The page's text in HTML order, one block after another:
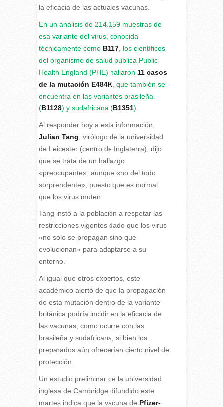
la eficacia de las actuales vacunas.
En un análisis de 214.159 muestras de
esa variante del virus, conocida
técnicamente como B117, los científicos
del organismo de salud pública Public
Health England (PHE) hallaron 11 casos
de la mutación E484K, que también se
encuentra en las variantes brasileña
(B1128) y sudafricana (B1351).
Al responder hoy a esta información,
Julian Tang , virólogo de la universidad
de Leicester (centro de Inglaterra), dijo
que se trata de un hallazgo
«preocupante», aunque «no del todo
sorprendente», puesto que es normal
que los virus muten.
Tang instó a la población a respetar las
restricciones vigentes dado que los virus
«no solo se propagan sino que
evolucionan» para adaptarse a su
entorno.
Al igual que otros expertos, este
académico alertó de que la propagación
de esta mutación dentro de la variante
británica podría incidir en la eficacia de
las vacunas, como ocurre con las
brasileña y sudafricana, si bien los
preparados aún ofrecerían cierto nivel de
protección.
Un estudio preliminar de la universidad
inglesa de Cambridge difundido este
martes indica que la vacuna de Pfizer-